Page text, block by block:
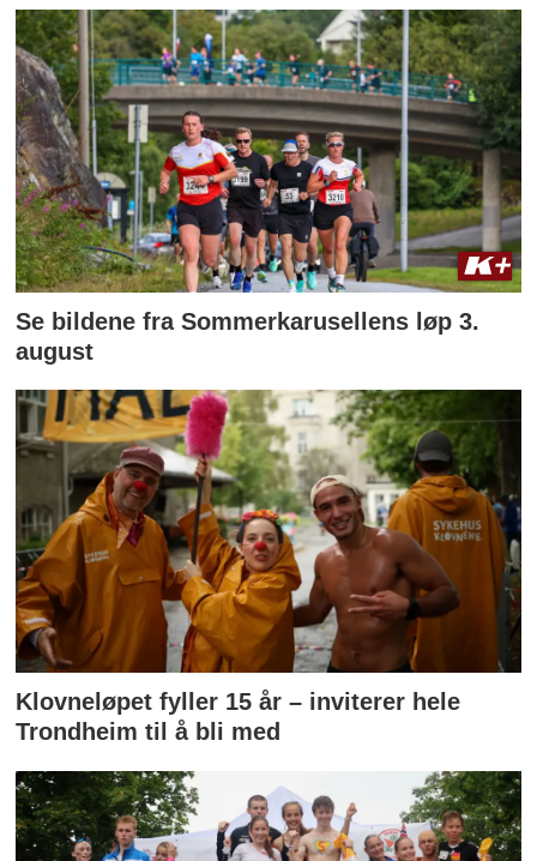
Se bildene fra Sommerkarusellens løp 3.
august
Klovneløpet fyller 15 år – inviterer hele
Trondheim til å bli med